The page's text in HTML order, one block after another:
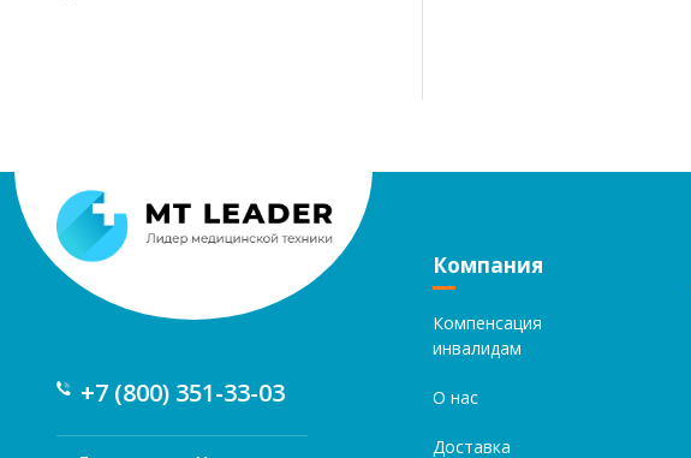
+7 (800) 351-33-03
Компания
Компенсация
инвалидам
О нас
Доставка